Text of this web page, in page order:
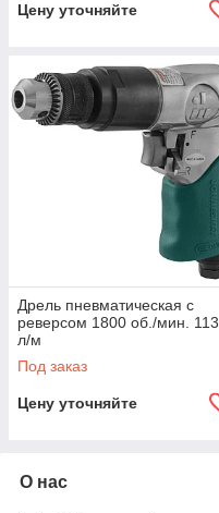
Цену уточняйте
Дрель пневматическая с
реверсом 1800 об./мин. 113
л/м
Под заказ
Цену уточняйте
О нас